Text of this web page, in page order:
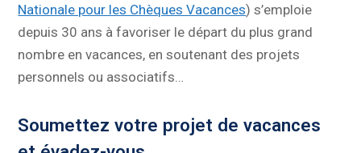
Nationale pour les Chèques Vacances) s’emploie
depuis 30 ans à favoriser le départ du plus grand
nombre en vacances, en soutenant des projets
personnels ou associatifs…
Soumettez votre projet de vacances